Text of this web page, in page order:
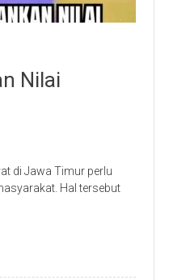
Nilai
di Jawa Timur perlu
Hal tersebut